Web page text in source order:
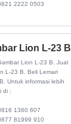
2222 0503
Lion L-23 B
Lion L-23 B
. Jual
L-23 B. Beli Lemari
Untuk informasi lebih
di :
1360 607
81999 910